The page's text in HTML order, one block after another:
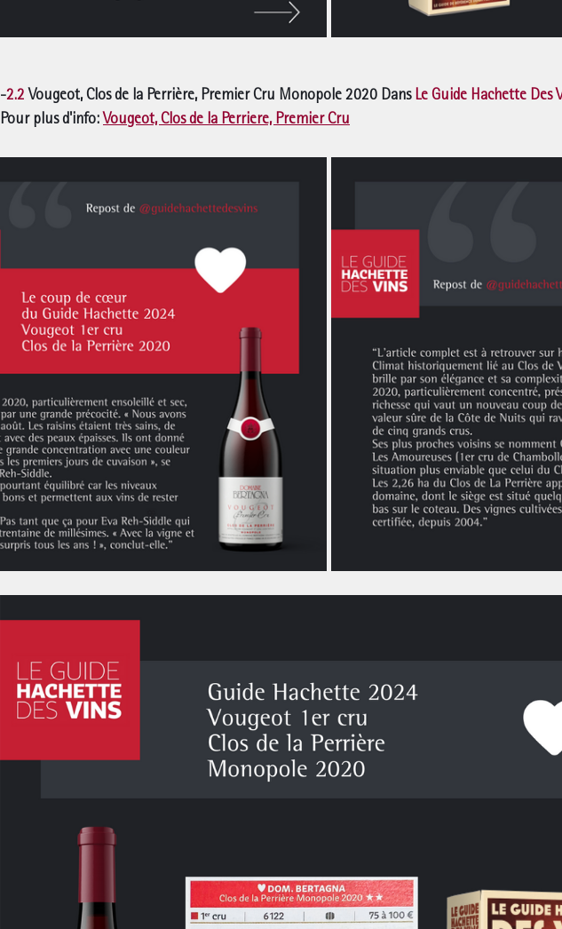
-2.2 Vougeot, Clos de la Perrière, Premier Cru Monopole 2020 Dans Le Guide Hachette Des
Pour plus d'info: Vougeot, Clos de la Perriere, Premier Cru